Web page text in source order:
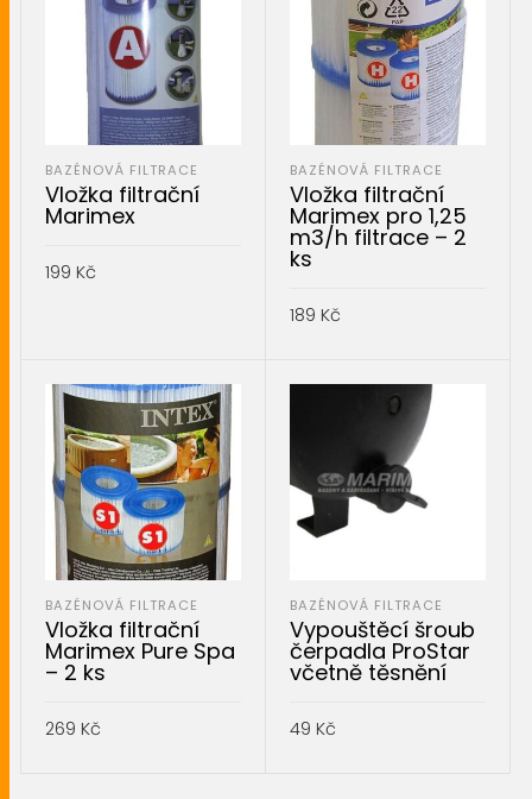
BAZÉNOVÁ FILTRACE
Vložka filtrační
Marimex
199 Kč
BAZÉNOVÁ FILTRACE
Vložka filtrační
Marimex pro 1,25
m3/h filtrace – 2
ks
189 Kč
BAZÉNOVÁ FILTRACE
Vložka filtrační
Marimex Pure Spa
– 2 ks
269 Kč
BAZÉNOVÁ FILTRACE
Vypouštěcí šroub
čerpadla ProStar
včetně těsnění
49 Kč